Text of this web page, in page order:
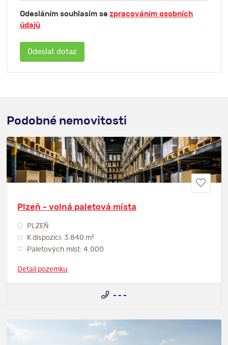
Odesláním souhlasím sezpracováním osobních
údajů
Podobné nemovitosti
Plzeň - volná paletová místa
PLZEŇ
K dispozici: 3.840 m2
Paletových míst: 4.000
Detail pozemku
- - -